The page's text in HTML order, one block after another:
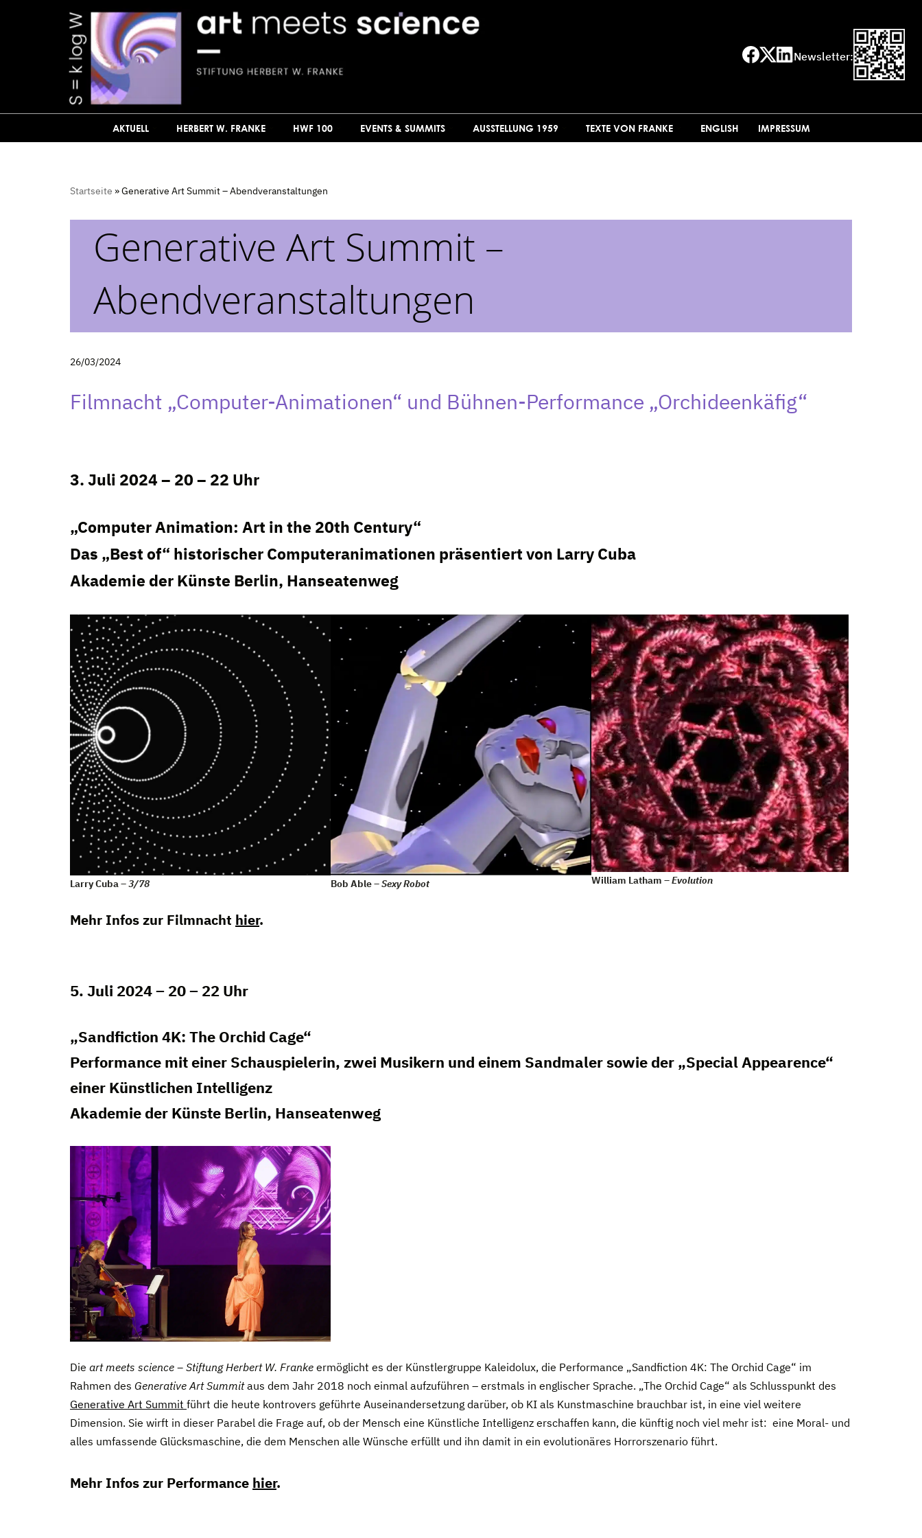
Newsletter:
AKTUELL HERBERT W. FRANKE HWF 100 EVENTS & SUMMITS AUSSTELLUNG 1959 TEXTE VON FRANKE ENGLISH IMPRESSUM
Startseite »Generative Art Summit – Abendveranstaltungen
Generative Art Summit –
Abendveranstaltungen
26/03/2024
Filmnacht „Computer-Animationen“ und Bühnen-Performance „Orchideenkäfig“
3. Juli 2024 – 20 – 22 Uhr
„Computer Animation: Art in the 20th Century“
Das „Best of“ historischer Computeranimationen präsentiert von Larry Cuba
Akademie der Künste Berlin, Hanseatenweg
Larry Cuba –3/78 Bob Able –Sexy Robot William Latham –Evolution
Mehr Infos zur Filmnacht hier.
5. Juli 2024 – 20 – 22 Uhr
„Sandfiction 4K: The Orchid Cage“
Performance mit einer Schauspielerin, zwei Musikern und einem Sandmaler sowie der „Special Appearence“
einer Künstlichen Intelligenz
Akademie der Künste Berlin, Hanseatenweg
Die art meets science – Stiftung Herbert W. Franke ermöglicht es der Künstlergruppe Kaleidolux, die Performance „Sandfiction 4K: The Orchid Cage“ im
Rahmen des Generative Art Summitaus dem Jahr 2018 noch einmal aufzuführen – erstmals in englischer Sprache. „The Orchid Cage“ als Schlusspunkt des
Generative Art Summit führt die heute kontrovers geführte Auseinandersetzung darüber, ob KI als Kunstmaschine brauchbar ist, in eine viel weitere
Dimension. Sie wirft in dieser Parabel die Frage auf, ob der Mensch eine Künstliche Intelligenz erschaffen kann, die künftig noch viel mehr ist: eine Moral- und
alles umfassende Glücksmaschine, die dem Menschen alle Wünsche erfüllt und ihn damit in ein evolutionäres Horrorszenario führt.
Mehr Infos zur Performance hier.